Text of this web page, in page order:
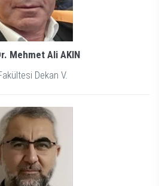
Mehmet Ali AKIN
Dekan V.